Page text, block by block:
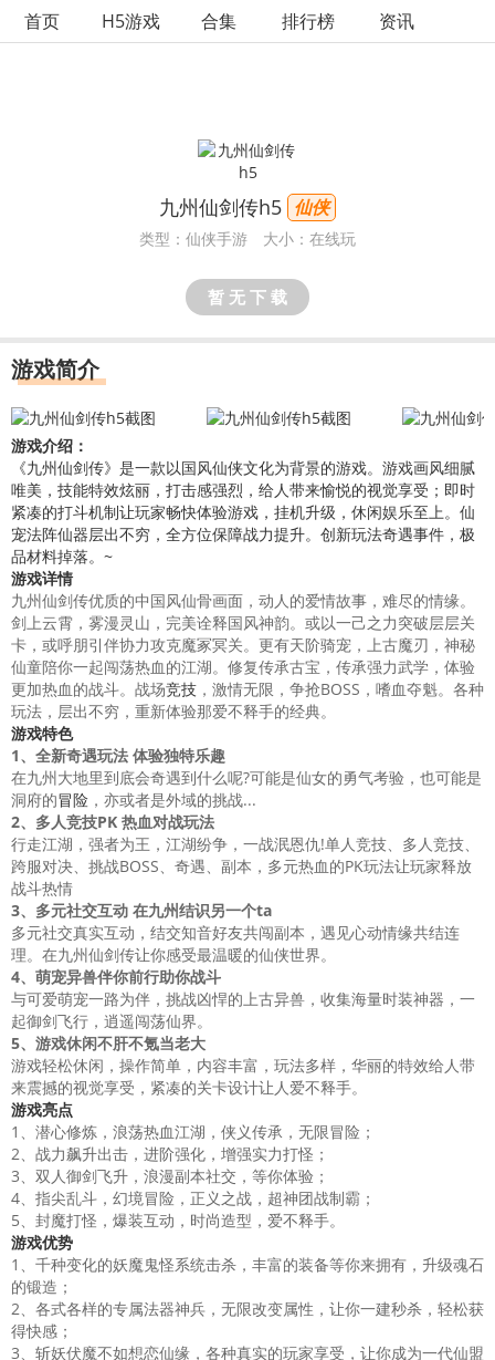
首页 H5游戏 合集 排行榜 资讯
九州仙剑传h5 仙侠
类型：仙侠手游 大小：在线玩
暂 无 下 载
游戏简介
游戏介绍：
《九州仙剑传》是一款以国风仙侠文化为背景的游戏。游戏画风细腻
唯美，技能特效炫丽，打击感强烈，给人带来愉悦的视觉享受；即时
紧凑的打斗机制让玩家畅快体验游戏，挂机升级， 休闲娱乐至上。仙
宠法阵仙器层出不穷，全方位保障战力提升。创新玩法奇遇事件，极
品材料掉落。~
游戏详情
九州仙剑传优质的中国风仙骨画面，动人的爱情故事，难尽的情缘。
剑上云霄，雾漫灵山，完美诠释国风神韵。或以一己之力突破层层关
卡，或呼朋引伴协力攻克魔冢冥关。更有天阶骑宠，上古魔刃，神秘
仙童陪你一起闯荡热血的江湖。修复传承古宝，传承强力武学，体验
更加热血的战斗。战场竞技 ，激情无限，争抢BOSS，嗜血夺魁。各种
玩法，层出不穷，重新体验那爱不释手的经典。
游戏特色
1、全新奇遇玩法 体验独特乐趣
在九州大地里到底会奇遇到什么呢?可能是仙女的勇气考验，也可能是
洞府的冒险 ，亦或者是外域的挑战...
2、多人竞技PK 热血对战玩法
行走江湖，强者为王，江湖纷争，一战泯恩仇!单人竞技、多人竞技、
跨服对决、挑战BOSS、奇遇、副本，多元热血的PK玩法让玩家释放
战斗热情
3、多元社交互动 在九州结识另一个ta
多元社交真实互动，结交知音好友共闯副本，遇见心动情缘共结连
理。在九州仙剑传让你感受最温暖的仙侠世界。
4、萌宠异兽伴你前行助你战斗
与可爱萌宠一路为伴，挑战凶悍的上古异兽，收集海量时装神器，一
起御剑飞行，逍遥闯荡仙界。
5、游戏休闲不肝不氪当老大
游戏轻松休闲，操作简单，内容丰富，玩法多样，华丽的特效给人带
来震撼的视觉享受，紧凑的关卡设计让人爱不释手。
游戏亮点
1、潜心修炼，浪荡热血江湖，侠义传承，无限冒险；
2、战力飙升出击，进阶强化，增强实力打怪；
3、双人御剑飞升，浪漫副本社交，等你体验；
4、指尖乱斗，幻境冒险，正义之战，超神团战制霸；
5、封魔打怪，爆装互动，时尚造型，爱不释手。
游戏优势
1、千种变化的妖魔鬼怪系统击杀，丰富的装备等你来拥有，升级魂石
的锻造；
2、各式各样的专属法器神兵，无限改变属性，让你一建秒杀，轻松获
得快感；
3、斩妖伏魔不如想恋仙缘，各种真实的玩家享受，让你成为一代仙盟